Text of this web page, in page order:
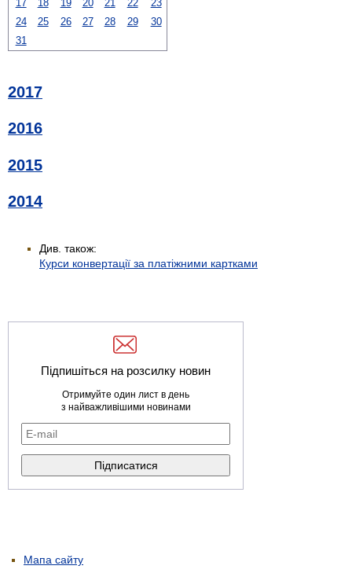
17 18 19 20 21 22
23
24
25 26 27 28 29
30
31
2017
2016
2015
2014
Див. також:
Курси конвертації за платіжними картками
Підпишіться на розсилку новин
Отримуйте один лист в день
з найважливішими новинами
Мапа сайту